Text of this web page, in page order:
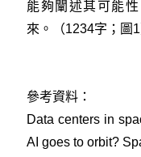
能夠闡述其可能
來。（1234字；圖1
參考資料：
Data centers in
AI goes to orbit?